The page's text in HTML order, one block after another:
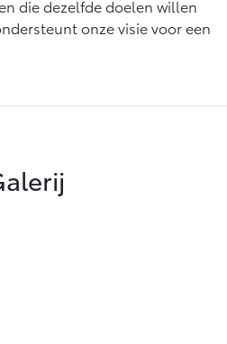
Vanaf € 56.570,-
die dezelfde doelen willen
onze visie voor een